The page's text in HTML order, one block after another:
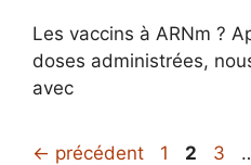
Les vaccins à ARNm ?
doses administrées,
avec
← précédent Page
1 Page
2 Page
3